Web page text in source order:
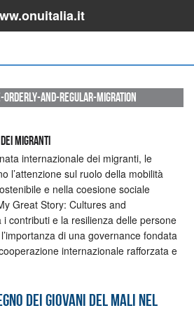
and-regular-migration
migranti
internazionale dei migranti, le
l’attenzione sul ruolo della mobilità
e nella coesione sociale
Great Story: Cultures and
i contributi e la resilienza delle persone
di una governance fondata
internazionale rafforzata e
dei giovani del Mali nel